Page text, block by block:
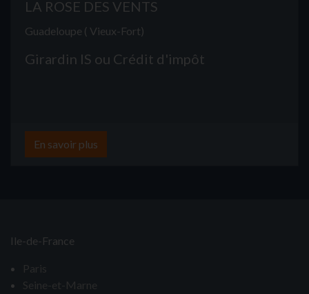
LA ROSE DES VENTS
Guadeloupe ( Vieux-Fort)
Girardin IS ou Crédit d'impôt
En savoir plus
Ile-de-France
Paris
Seine-et-Marne